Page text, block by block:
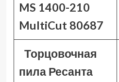
MS 1400-210
MultiCut 80687
Торцовочная
пила Ресанта